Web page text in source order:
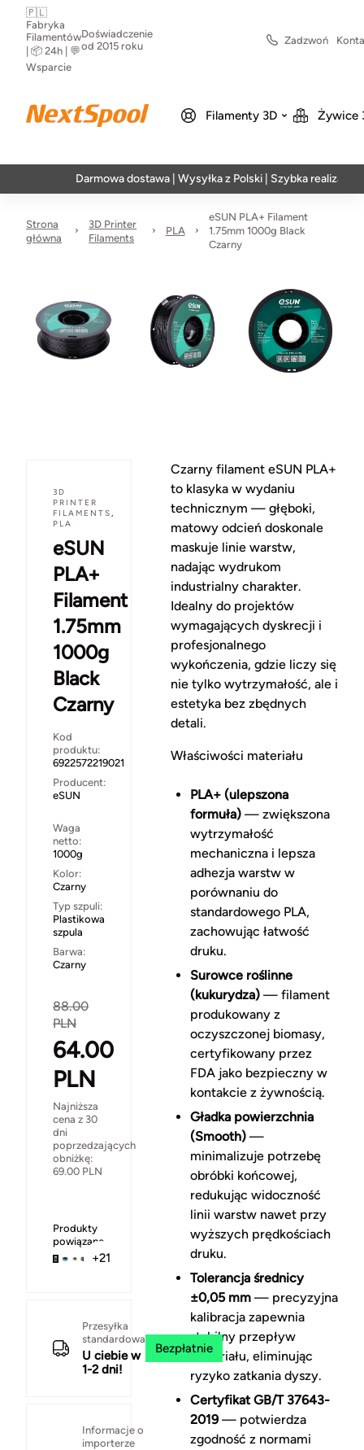
🇵🇱
Fabryka
Filamentów
| 📦 24h | 💬
Wsparcie
Doświadczenie
od 2015 roku
Zadzwoń
Filamenty 3D Żywice
Darmowa dostawa | Wysyłka z Polski | Szybka realizacja w 24h
Strona
główna
3D Printer
Filaments
PLA
eSUN PLA+ Filament
1.75mm 1000g Black
Czarny
3D
PRINTER
FILAMENTS,
PLA
eSUN
PLA+
Filament
1.75mm
1000g
Black
Czarny
Kod
produktu:
6922572219021
Producent:
eSUN
Waga
netto:
1000g
Kolor:
Czarny
Typ szpuli:
Plastikowa
szpula
Barwa:
Czarny
88.00
PLN
64.00
PLN
Najniższa
cena z 30
dni
poprzedzających
obniżkę:
69.00 PLN
Produkty
powiązane
+21
Przesyłka
standardowa
U ciebie w
1-2 dni!
Bezpłatnie
Informacje o
importerze
Czarny filament eSUN PLA+
to klasyka w wydaniu
technicznym — głęboki,
matowy odcień doskonale
maskuje linie warstw,
nadając wydrukom
industrialny charakter.
Idealny do projektów
wymagających dyskrecji i
profesjonalnego
wykończenia, gdzie liczy się
nie tylko wytrzymałość, ale i
estetyka bez zbędnych
detali.
Właściwości materiału
PLA+ (ulepszona
formuła)— zwiększona
wytrzymałość
mechaniczna i lepsza
adhezja warstw w
porównaniu do
standardowego PLA,
zachowując łatwość
druku.
Surowce roślinne
(kukurydza)— filament
produkowany z
oczyszczonej biomasy,
certyfikowany przez
FDA jako bezpieczny w
kontakcie z żywnością.
Gładka powierzchnia
(Smooth)—
minimalizuje potrzebę
obróbki końcowej,
redukując widoczność
linii warstw nawet przy
wyższych prędkościach
druku.
Tolerancja średnicy
±0,05 mm— precyzyjna
kalibracja zapewnia
stabilny przepływ
materiału, eliminując
ryzyko zatkania dyszy.
Certyfikat GB/T 37643-
2019— potwierdza
zgodność z normami